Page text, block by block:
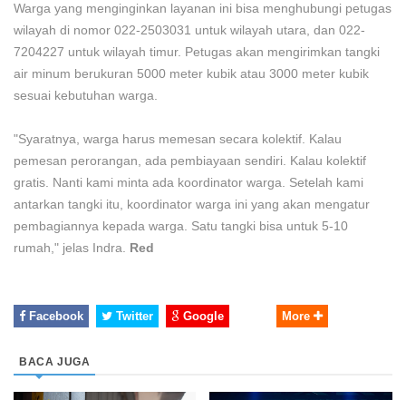
Warga yang menginginkan layanan ini bisa menghubungi petugas
wilayah di nomor 022-2503031 untuk wilayah utara, dan 022-
7204227 untuk wilayah timur. Petugas akan mengirimkan tangki
air minum berukuran 5000 meter kubik atau 3000 meter kubik
sesuai kebutuhan warga.
"Syaratnya, warga harus memesan secara kolektif. Kalau
pemesan perorangan, ada pembiayaan sendiri. Kalau kolektif
gratis. Nanti kami minta ada koordinator warga. Setelah kami
antarkan tangki itu, koordinator warga ini yang akan mengatur
pembagiannya kepada warga. Satu tangki bisa untuk 5-10
rumah," jelas Indra. Red
Facebook Twitter Google More
BACA JUGA